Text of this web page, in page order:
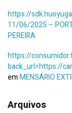
https://
11/06/2025 –
PEREIRA
https://
back_url=https://
emMENSÁRIO
Arquivos